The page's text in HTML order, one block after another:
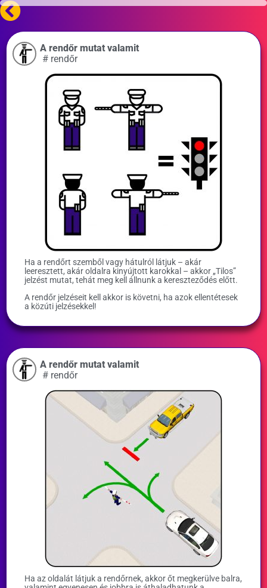
A rendőr mutat valamit
# rendőr
Ha a rendőrt szemből vagy hátulról látjuk – akár
leeresztett, akár oldalra kinyújtott karokkal – akkor „Tilos”
jelzést mutat, tehát meg kell állnunk a kereszteződés előtt.
A rendőr jelzéseit kell akkor is követni, ha azok ellentétesek
a közúti jelzésekkel!
A rendőr mutat valamit
# rendőr
Ha az oldalát látjuk a rendőrnek, akkor őt megkerülve balra,